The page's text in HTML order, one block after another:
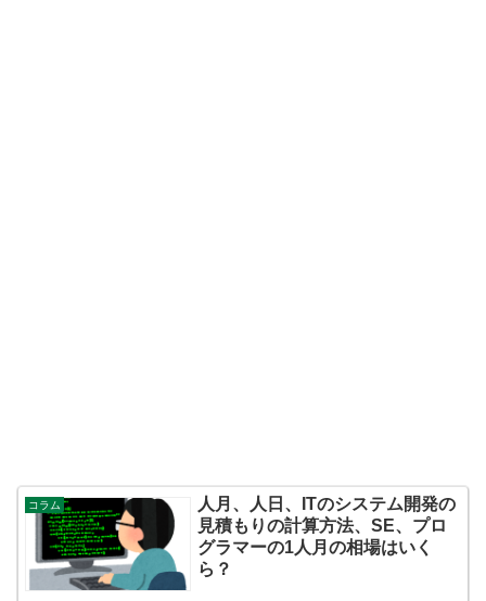
コラム
人月、人日、ITのシステム開発の
見積もりの計算方法、SE、プロ
グラマーの1人月の相場はいく
ら？